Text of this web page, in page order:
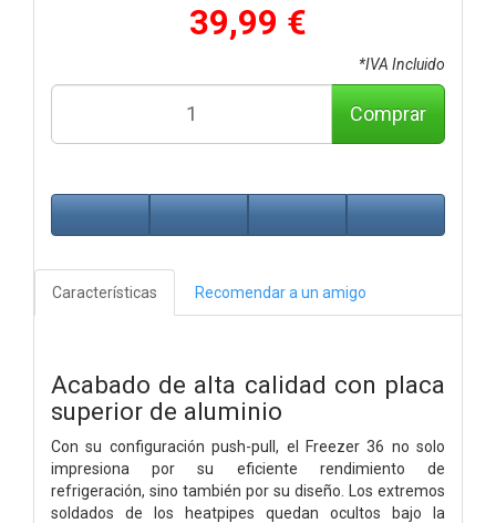
39,99 €
*IVA Incluido
Comprar
Características Recomendar a un amigo
Acabado de alta calidad con placa
superior de aluminio
Con su configuración push-pull, el Freezer 36 no solo
impresiona por su eficiente rendimiento de
refrigeración, sino también por su diseño. Los extremos
soldados de los heatpipes quedan ocultos bajo la